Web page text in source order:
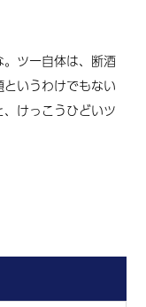
ツー自体は、断酒
いうわけでもない
けっこうひどいツ